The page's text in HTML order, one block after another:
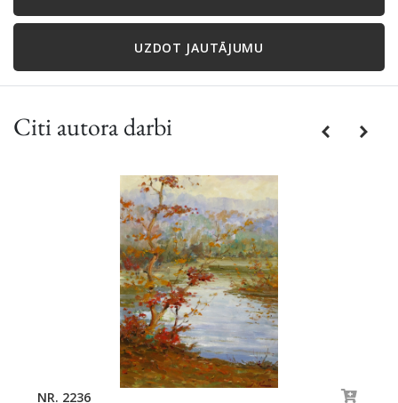
UZDOT JAUTĀJUMU
Citi autora darbi PreviousNext
NR. 2236